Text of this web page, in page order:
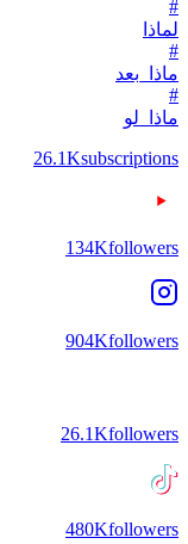
#
لماذا
#
ماذا_بعد
#
ماذا_لو
26.1Ksubscriptions
134Kfollowers
904Kfollowers
26.1Kfollowers
480Kfollowers